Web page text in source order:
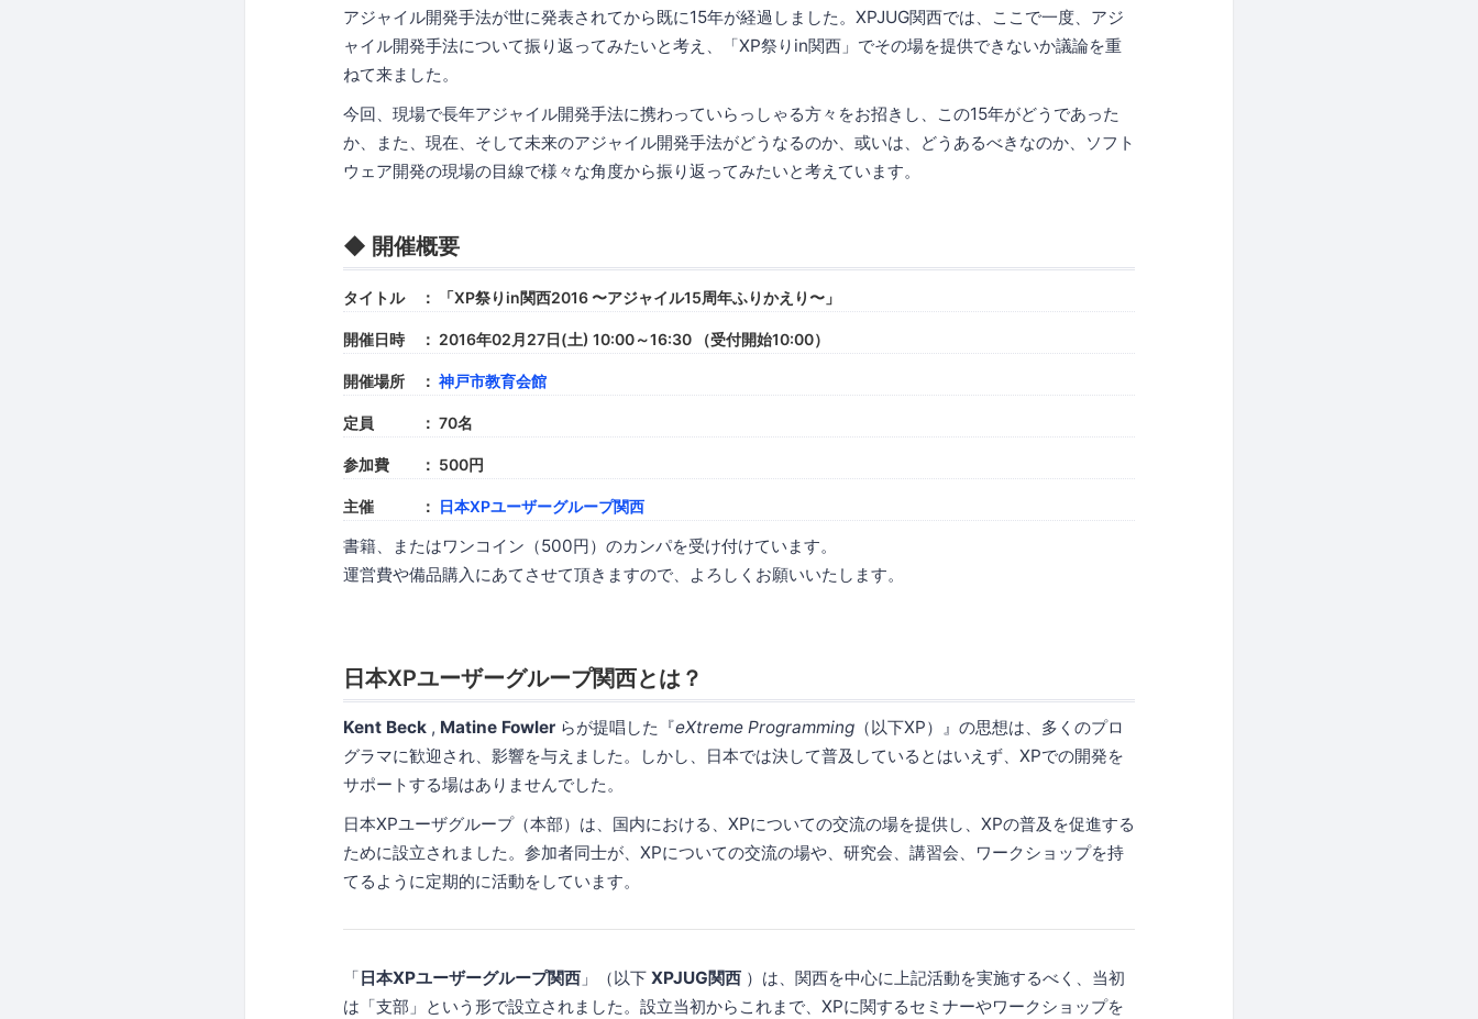
アジャイル開発手法が世に発表されてから既に15年が経過しました。XPJUG関西では、ここで一度、アジ
ャイル開発手法について振り返ってみたいと考え、「XP祭りin関西」でその場を提供できないか議論を重
ねて来ました。
今回、現場で長年アジャイル開発手法に携わっていらっしゃる方々をお招きし、この15年がどうであった
か、また、現在、そして未来のアジャイル開発手法がどうなるのか、或いは、どうあるべきなのか、ソフト
ウェア開発の現場の目線で様々な角度から振り返ってみたいと考えています。
◆ 開催概要
タイトル ： 「XP祭りin関西2016 〜アジャイル15周年ふりかえり〜」
開催日時 ： 2016年02月27日(土) 10:00～16:30 （受付開始10:00）
開催場所 ： 神戸市教育会館
定員 ： 70名
参加費 ： 500円
主催 ： 日本XPユーザーグループ関西
書籍、またはワンコイン（500円）のカンパを受け付けています。
運営費や備品購入にあてさせて頂きますので、よろしくお願いいたします。
日本XPユーザーグループ関西とは？
Kent Beck , Matine Fowler らが提唱した『eXtreme Programming （以下XP）』の思想は、多くのプロ
グラマに歓迎され、影響を与えました。しかし、日本では決して普及しているとはいえず、XPでの開発を
サポートする場はありませんでした。
日本XPユーザグループ（本部）は、国内における、XPについての交流の場を提供し、XPの普及を促進する
ために設立されました。参加者同士が、XPについての交流の場や、研究会、講習会、ワークショップを持
てるように定期的に活動をしています。
「 日本XPユーザーグループ関西 」（以下 XPJUG関西 ）は、関西を中心に上記活動を実施するべく、当初
は「支部」という形で設立されました。設立当初からこれまで、XPに関するセミナーやワークショップを